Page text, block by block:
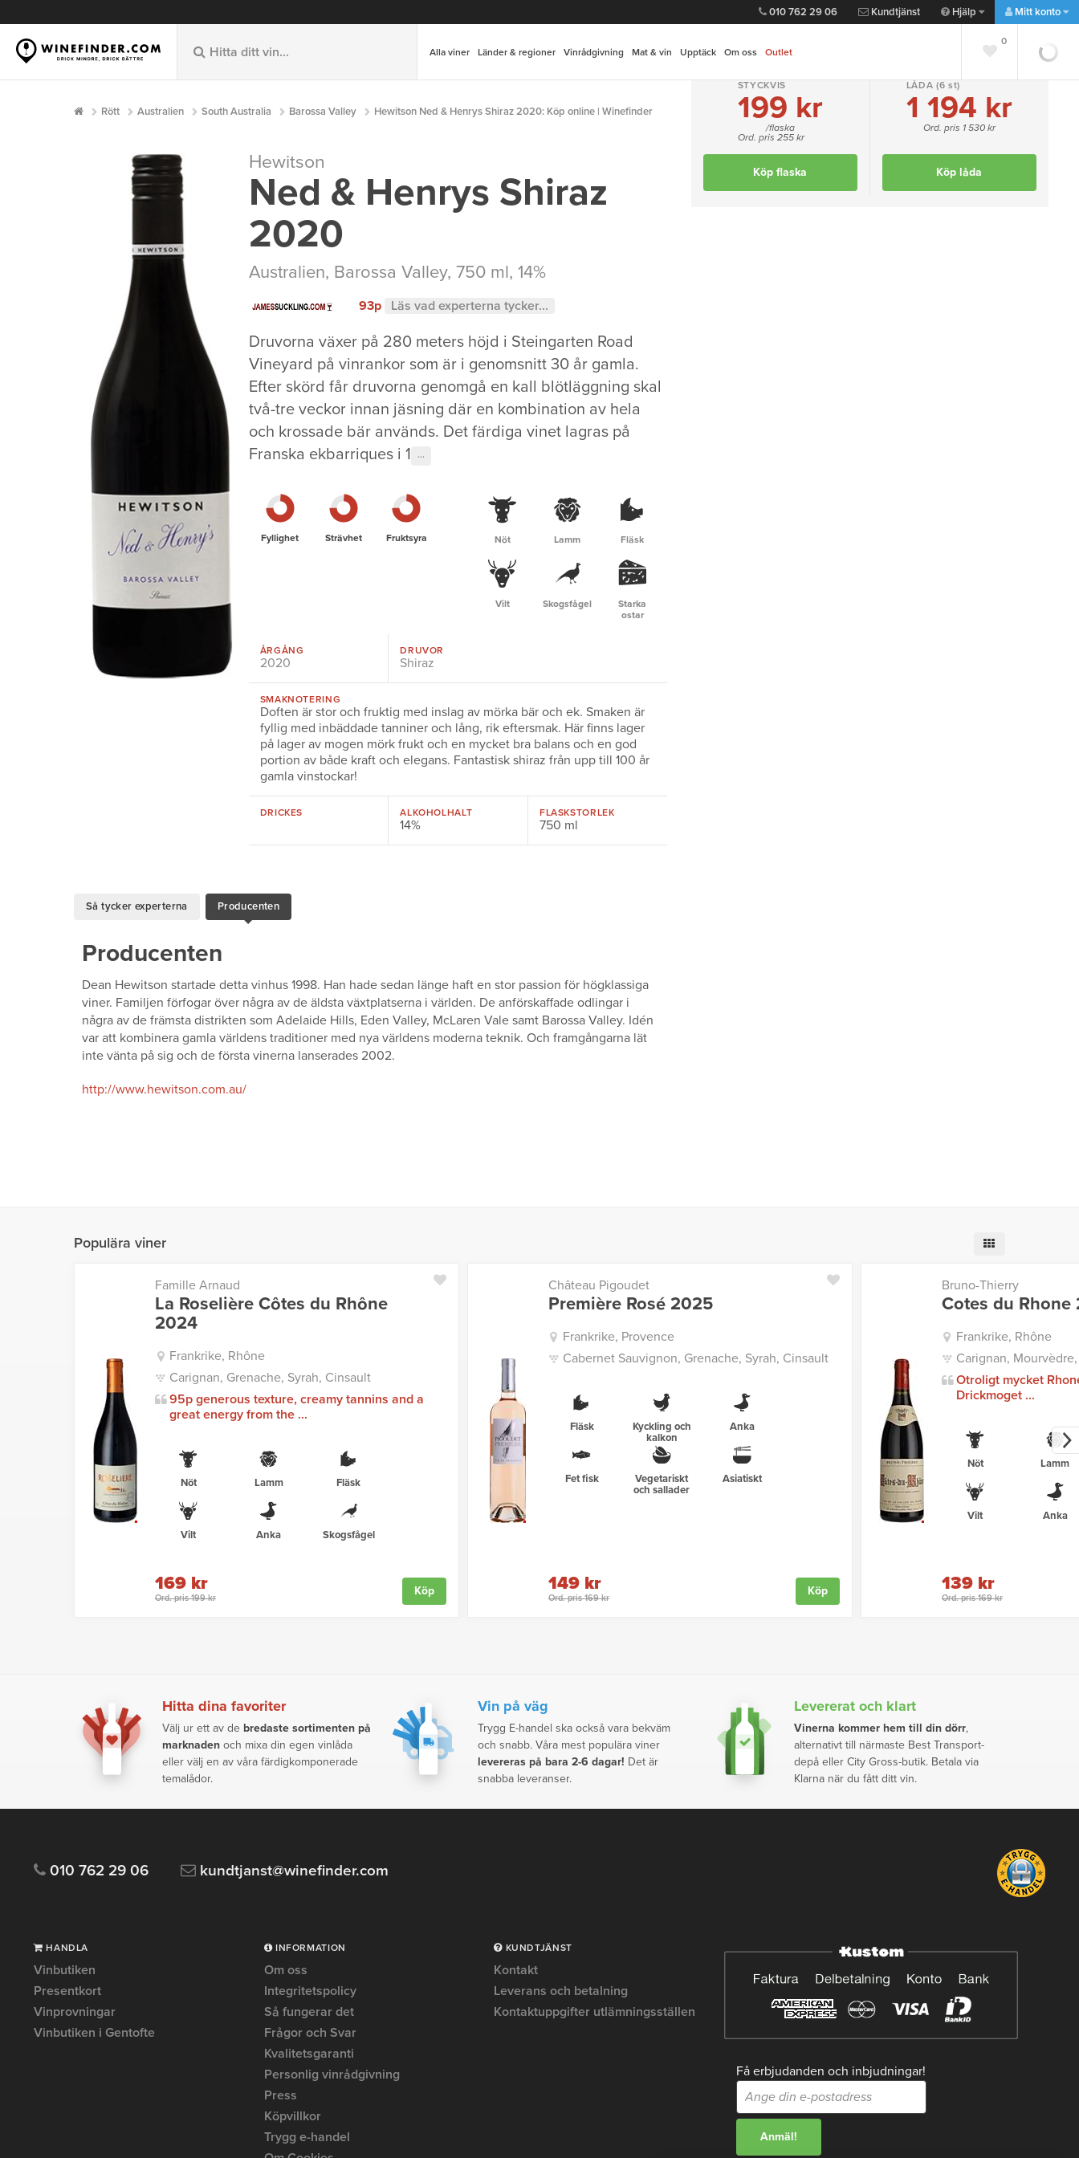
010 762 29 06 Kundtjänst Hjälp Mitt konto
Alla viner Länder & regioner Vinrådgivning Mat & vin Upptäck Om oss Outlet
0
0
Rött Australien South Australia Barossa Valley Hewitson Ned & Henrys Shiraz 2020: Köp online | Winefinder Lägg till favorit Dela
Hewitson
Ned & Henrys Shiraz
2020
Australien, Barossa Valley, 750 ml, 14%
93p Läs vad experterna tycker...
Druvorna växer på 280 meters höjd i Steingarten Road
Vineyard på vinrankor som är i genomsnitt 30 år gamla.
Efter skörd får druvorna genomgå en kall blötläggning skal
två-tre veckor innan jäsning där en kombination av hela
och krossade bär används. Det färdiga vinet lagras på
Franska ekbarriques i 1
···
STYCKVIS
199 kr
/flaska
Ord. pris 255 kr
Köp flaska
LÅDA (6 st)
1 194 kr
Ord. pris 1 530 kr
Köp låda
Fyllighet Strävhet Fruktsyra Nöt Lamm Fläsk
Vilt Skogsfågel
Starka
ostar
ÅRGÅNG
2020
DRUVOR
Shiraz
SMAKNOTERING
Doften är stor och fruktig med inslag av mörka bär och ek. Smaken är
fyllig med inbäddade tanniner och lång, rik eftersmak. Här finns lager
på lager av mogen mörk frukt och en mycket bra balans och en god
portion av både kraft och elegans. Fantastisk shiraz från upp till 100 år
gamla vinstockar!
DRICKES ALKOHOLHALT
14%
FLASKSTORLEK
750 ml
Så tycker experterna Producenten
Producenten
Dean Hewitson startade detta vinhus 1998. Han hade sedan länge haft en stor passion för högklassiga
viner. Familjen förfogar över några av de äldsta växtplatserna i världen. De anförskaffade odlingar i
några av de främsta distrikten som Adelaide Hills, Eden Valley, McLaren Vale samt Barossa Valley. Idén
var att kombinera gamla världens traditioner med nya världens moderna teknik. Och framgångarna lät
inte vänta på sig och de första vinerna lanserades 2002.
http://www.hewitson.com.au/
Populära viner
Famille Arnaud
La Roselière Côtes du Rhône
2024
Frankrike, Rhône
Carignan, Grenache, Syrah, Cinsault
95p generous texture, creamy tannins and a
great energy from the ...
Nöt Lamm Fläsk
Vilt Anka Skogsfågel
Ord. pris 199 kr
169 kr Köp
Château Pigoudet
Première Rosé 2025
Frankrike, Provence
Cabernet Sauvignon, Grenache, Syrah, Cinsault
Fläsk
Kyckling och
kalkon
Anka
Fet fisk
Vegetariskt
och sallader
Asiatiskt
Ord. pris 169 kr
149 kr Köp
Bruno-Thierry
Cotes du Rhone
Frankrike, Rhône
Carignan,
Otroligt mycket
Drickmoget ...
Nöt Lamm
Vilt Anka
Ord. pris 169 kr
139 kr
Hitta dina favoriter
Välj ur ett av de bredaste sortimenten på
marknaden och mixa din egen vinlåda
eller välj en av våra färdigkomponerade
temalådor.
Vin på väg
Trygg E-handel ska också vara bekväm
och snabb. Våra mest populära viner
levereras på bara 2-6 dagar! Det är
snabba leveranser.
Levererat och klart
Vinerna kommer hem till din dörr,
alternativt till närmaste Best Transport-
depå eller City Gross-butik. Betala via
Klarna när du fått ditt vin.
010 762 29 06 kundtjanst@winefinder.com
HANDLA
Vinbutiken
Presentkort
Vinprovningar
Vinbutiken i Gentofte
INFORMATION
Om oss
Integritetspolicy
Så fungerar det
Frågor och Svar
Kvalitetsgaranti
Personlig vinrådgivning
Press
Köpvillkor
Trygg e-handel
KUNDTJÄNST
Kontakt
Leverans och betalning
Kontaktuppgifter utlämningsställen
Få erbjudanden och inbjudningar!